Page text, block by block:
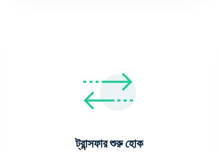
ট্রান্সফার শুরু হোক